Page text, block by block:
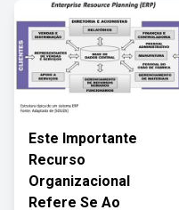
Este Importante
Recurso
Organizacional
Refere Se Ao